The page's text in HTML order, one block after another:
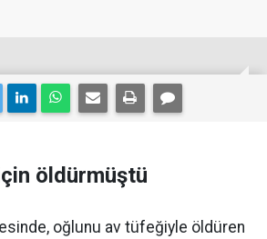
öldürmüştü
oğlunu av tüfeğiyle öldüren